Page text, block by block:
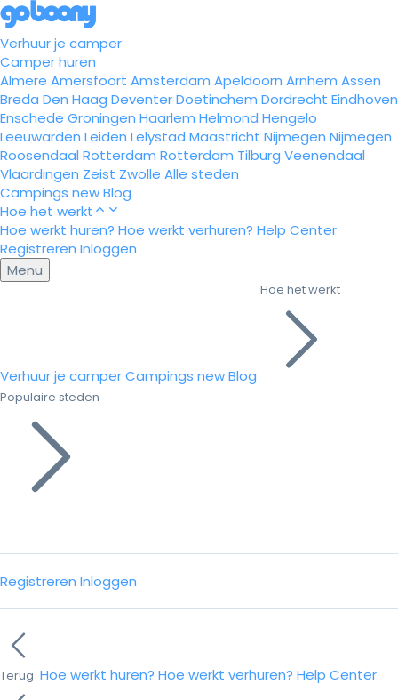
Verhuur je camper
Camper huren
Almere Amersfoort Amsterdam Apeldoorn Arnhem Assen
Breda Den Haag DeventerDoetinchem Dordrecht Eindhoven
Enschede Groningen Haarlem Helmond Hengelo
Leeuwarden Leiden Lelystad Maastricht Nijmegen Nijmegen
Roosendaal Rotterdam Rotterdam Tilburg Veenendaal
Vlaardingen Zeist Zwolle Alle steden
Campings newBlog
Hoe het werkt
Hoe werkt huren? Hoe werkt verhuren? Help Center
Registreren Inloggen
Menu
Verhuur je camperCampings newBlog
Hoe het werkt
Populaire steden
Registreren Inloggen
Terug Hoe werkt huren? Hoe werkt verhuren? Help Center